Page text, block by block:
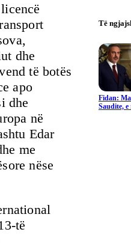
dhe
të botës
apo
dhe
në
Edar
me
nëse
të
Të
Fidan:
Saudite,